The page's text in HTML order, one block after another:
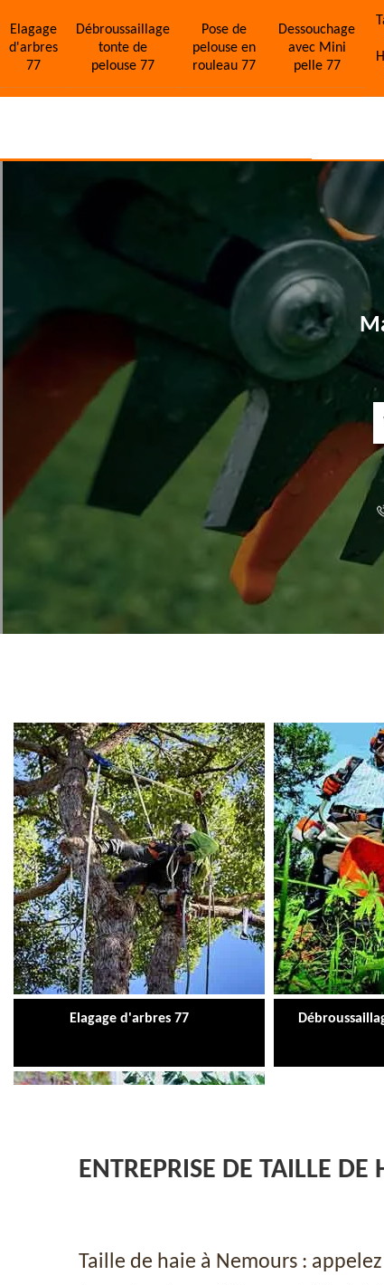
Elagage
d'arbres
77
Débroussaillage
tonte de
pelouse 77
Pose de
pelouse en
rouleau 77
Dessouchage
avec Mini
pelle 77
Elagage d'arbres 77
ENTREPRISE DE TAILLE
Taille de haie à Nemours :